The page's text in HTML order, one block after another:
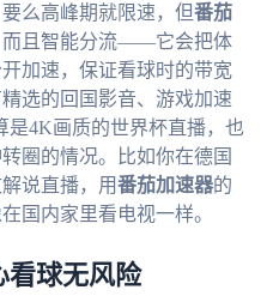
么高峰期就限速，但番茄
而且智能分流——它会把体
加速，保证看球时的带宽
选的回国影音、游戏加速
是4K画质的世界杯直播，也
圈的情况。比如你在德国
说直播，用番茄加速器的
国内家里看电视一样。
看球无风险